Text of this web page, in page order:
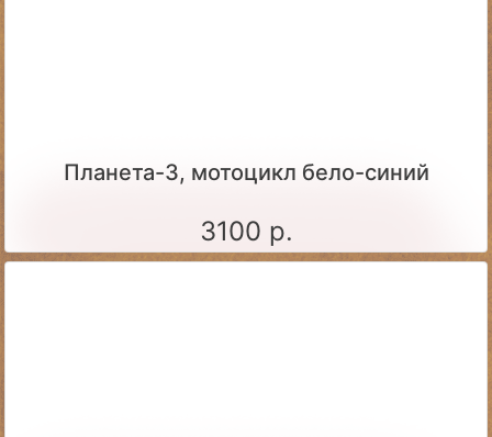
Планета-3, мотоцикл бело-синий
3100 р.